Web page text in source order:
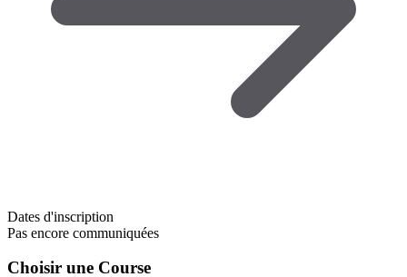
Dates d'inscription
Pas encore communiquées
Choisir une Course